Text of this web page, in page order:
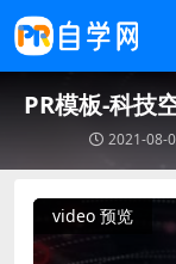
PR模板-科技
2021-08-
video 预览